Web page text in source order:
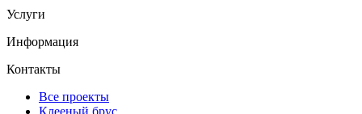
Услуги
Информация
Контакты
Все проекты